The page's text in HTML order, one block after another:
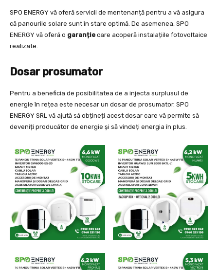
SPO ENERGY vă oferă servicii de mentenanță pentru a vă asigura
că panourile solare sunt în stare optimă. De asemenea, SPO
ENERGY vă oferă o garanție care acoperă instalațiile fotovoltaice
realizate.
Dosar prosumator
Pentru a beneficia de posibilitatea de a injecta surplusul de
energie în rețea este necesar un dosar de prosumator. SPO
ENERGY SRL vă ajută să obțineți acest dosar care vă permite să
deveniți producător de energie și să vindeți energia în plus.